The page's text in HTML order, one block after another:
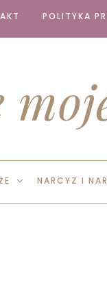
POLITYKA
NARCYZ I